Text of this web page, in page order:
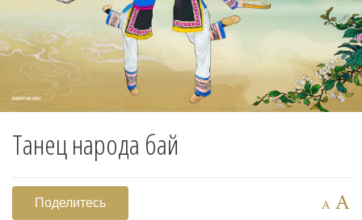
Танец народа бай
Поделитесь A A